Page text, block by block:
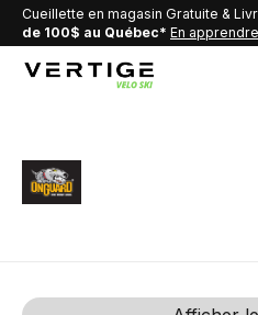
Cueillette en magasin Gratuite &
de 100$ au Québec* En
OnGuard